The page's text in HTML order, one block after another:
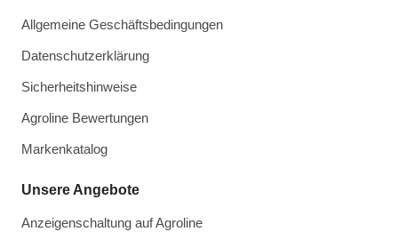
Allgemeine Geschäftsbedingungen
Datenschutzerklärung
Sicherheitshinweise
Agroline Bewertungen
Markenkatalog
Unsere Angebote
Anzeigenschaltung auf Agroline